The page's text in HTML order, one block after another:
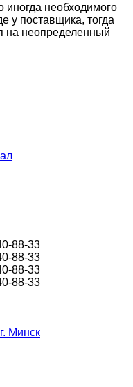
иногда необходимого
у поставщика, тогда
на неопределенный
88-33
88-33
88-33
88-33
Минск